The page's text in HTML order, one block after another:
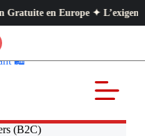
en Europe ✦ L’exigence
(B2C)